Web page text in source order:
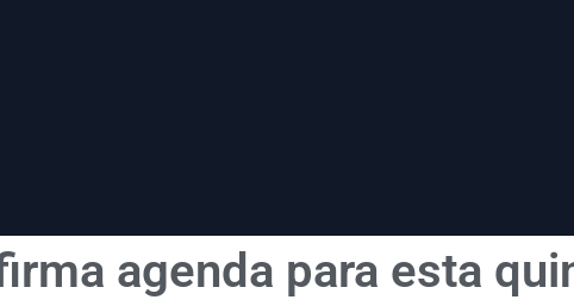
agenda para esta